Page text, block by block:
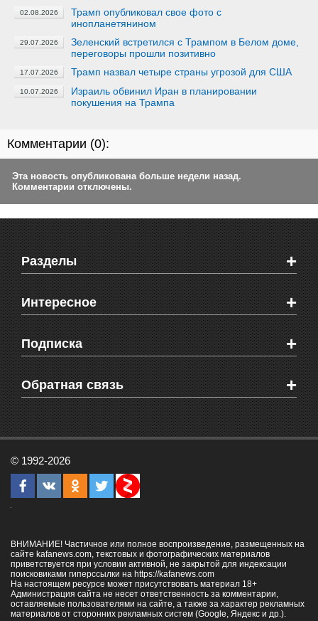
02.08.2026
Трамп опубликовал свое фото с
инопланетянином
29.07.2026
Зеленский встретился с Трампом в Белом доме,
переговоры прошли позитивно
17.07.2026 Трамп назвал четыре страны угрозой для США
10.07.2026
Израиль обвинил Иран в планировании
покушения на Трампа
Комментарии (0):
Эта новость опубликована больше недели назад.
Комментарии отключены.
Разделы +
Новости Феодосии
Новости Крыма
Мировые новости
Объявления
Здоровье
СМС мнения читателей
Интересное +
Видео о Феодосии
Веб-камеры Феодосии
Блоги феодосийцев
Школы Феодосии
Подписка +
Печатная версия газеты "Кафа"
RSS
Обратная связь +
Рекламодателям
Контактная информация
© 1992-2026
ВНИМАНИЕ! Частичное или полное воспроизведение, размещенных на
сайте kafanews.com, текстовых и фотографических материалов
приветствуется при условии активной, не закрытой для индексации
поисковиками гиперссылки на https://kafanews.com
На настоящем ресурсе может присутствовать материал 18+
Администрация сайта не несет ответственность за комментарии,
оставляемые пользователями на сайте, а также за характер рекламных
материалов от сторонних рекламных систем (Google, Яндекс и др.).